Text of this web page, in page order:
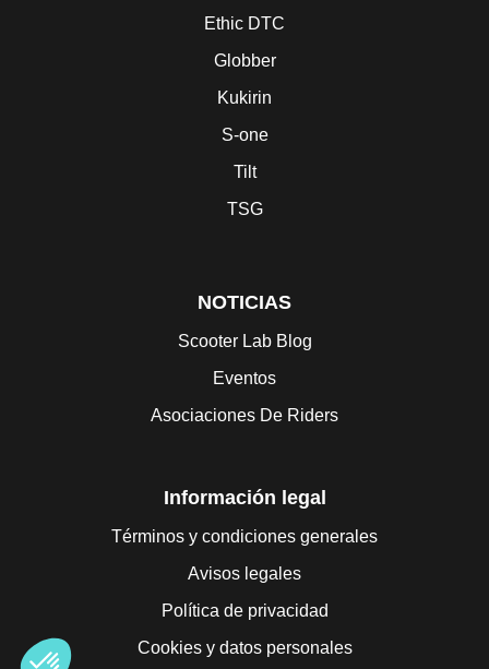
Ethic DTC
Globber
Kukirin
S-one
Tilt
TSG
NOTICIAS
Scooter Lab Blog
Eventos
Asociaciones De Riders
Información legal
Términos y condiciones generales
Avisos legales
Política de privacidad
Cookies y datos personales